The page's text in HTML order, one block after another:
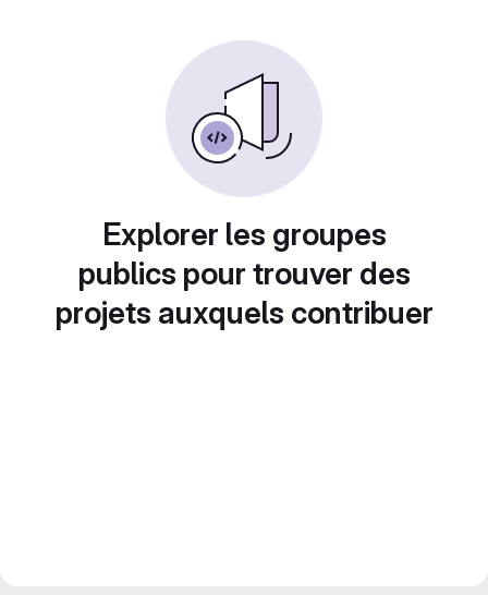
Explorer les groupes
publics pour trouver des
projets auxquels contribuer